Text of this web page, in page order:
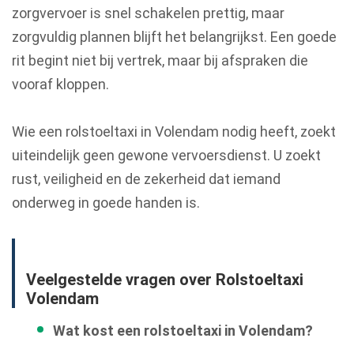
zorgvervoer is snel schakelen prettig, maar
zorgvuldig plannen blijft het belangrijkst. Een goede
rit begint niet bij vertrek, maar bij afspraken die
vooraf kloppen.
Wie een rolstoeltaxi in Volendam nodig heeft, zoekt
uiteindelijk geen gewone vervoersdienst. U zoekt
rust, veiligheid en de zekerheid dat iemand
onderweg in goede handen is.
Veelgestelde vragen over Rolstoeltaxi
Volendam
Wat kost een rolstoeltaxi in Volendam?